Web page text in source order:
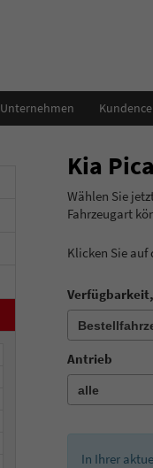
Unternehmen
Kia
Fahrzeugart
Klicken Sie auf
Antrieb
In Ihrer